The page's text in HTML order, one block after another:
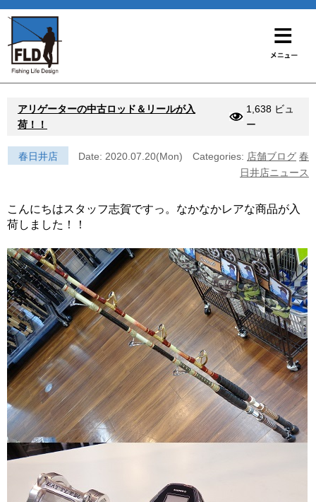
アリゲーターの中古ロッド＆リールが入
荷！！
1,638 ビュ
ー
春日井店 Date: 2020.07.20(Mon) Categories: 店舗ブログ 春
日井店ニュース
こんにちはスタッフ志賀ですっ。なかなかレアな商品が入
荷しました！！